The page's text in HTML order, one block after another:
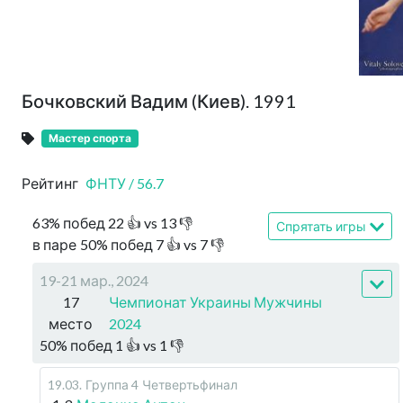
Бочковский Вадим (Киев). 1991
Мастер спорта
Рейтинг ФНТУ / 56.7
63% побед 22 👍 vs 13👎
в паре 50% побед 7 👍 vs 7👎
Спрятать игры
19-21 мар., 2024
17
место
Чемпионат Украины Мужчины
2024
50% побед 1 👍 vs 1 👎
19.03. Группа 4 Четвертьфинал